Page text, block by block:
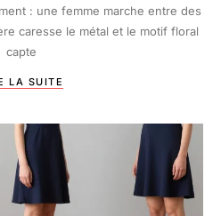
: une femme marche entre des
caresse le métal et le motif floral
capte
LA SUITE